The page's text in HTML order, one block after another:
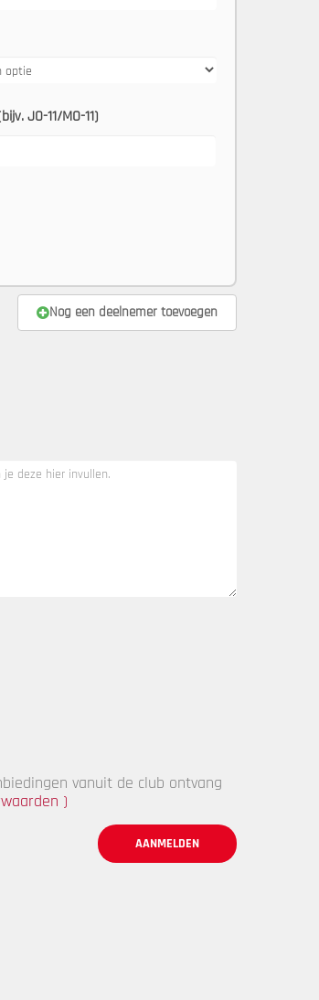
JO-11/MO-11)
Nog een deelnemer toevoegen
vanuit de club ontvang
)
AANMELDEN